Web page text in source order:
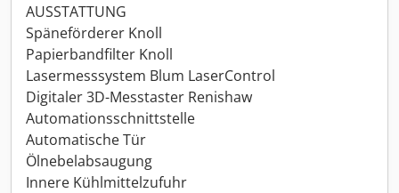
AUSSTATTUNG
Späneförderer Knoll
Papierbandfilter Knoll
Lasermesssystem Blum LaserControl
Digitaler 3D-Messtaster Renishaw
Automationsschnittstelle
Automatische Tür
Ölnebelabsaugung
Innere Kühlmittelzufuhr